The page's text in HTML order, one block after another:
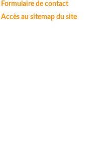
Formulaire de contact
Accès au sitemap du site